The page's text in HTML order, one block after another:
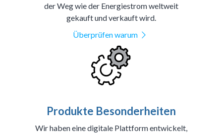
der Weg wie der Energiestrom weltweit
gekauft und verkauft wird.
Überprüfen warum
Produkte Besonderheiten
Wir haben eine digitale Plattform entwickelt,